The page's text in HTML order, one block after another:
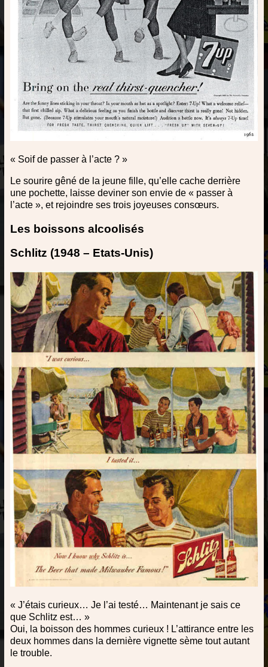
« Soif de passer à l’acte ? »
Le sourire gêné de la jeune fille, qu’elle cache derrière
une pochette, laisse deviner son envie de « passer à
l’acte », et rejoindre ses trois joyeuses consœurs.
Les boissons alcoolisés
Schlitz (1948 – Etats-Unis)
« J’étais curieux… Je l’ai testé… Maintenant je sais ce
que Schlitz est… »
Oui, la boisson des hommes curieux ! L’attirance entre les
deux hommes dans la dernière vignette sème tout autant
le trouble.